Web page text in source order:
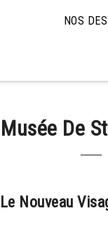
NOS
De
Le Nouveau